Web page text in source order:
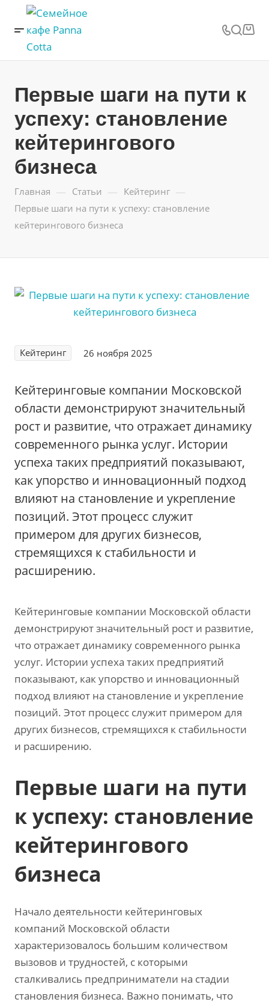
Первые шаги на пути к
успеху: становление
кейтерингового
бизнеса
Главная — Статьи — Кейтеринг —
Первые шаги на пути к успеху: становление
кейтерингового бизнеса
Кейтеринг 26 ноября 2025
Кейтеринговые компании Московской
области демонстрируют значительный
рост и развитие‚ что отражает динамику
современного рынка услуг. Истории
успеха таких предприятий показывают‚
как упорство и инновационный подход
влияют на становление и укрепление
позиций. Этот процесс служит
примером для других бизнесов‚
стремящихся к стабильности и
расширению.
Кейтеринговые компании Московской области
демонстрируют значительный рост и развитие‚
что отражает динамику современного рынка
услуг. Истории успеха таких предприятий
показывают‚ как упорство и инновационный
подход влияют на становление и укрепление
позиций. Этот процесс служит примером для
других бизнесов‚ стремящихся к стабильности
и расширению.
Первые шаги на пути
к успеху: становление
кейтерингового
бизнеса
Начало деятельности кейтеринговых
компаний Московской области
характеризовалось большим количеством
вызовов и трудностей‚ с которыми
сталкивались предприниматели на стадии
становления бизнеса. Важно понимать‚ что